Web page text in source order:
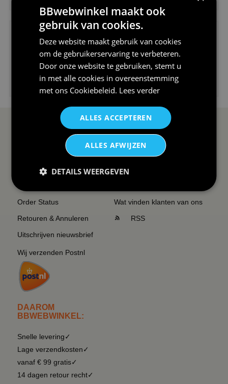
€24,95
I love korfbal t-shirt sport s...
SERVICE EN INFO
Veel gestelde vragen
Order Status
Retouren & Annuleren
Uitschrijven nieuwsbrief
Wij verzenden Postnl
DAAROM
BBWEBWINKEL:
Snelle levering✓
Lage verzendkosten✓
vanaf € 99 gratis✓
14 dagen retour recht✓
OVERZICHT
Overzicht thema's
Wat vinden klanten van ons
RSS
BBwebwinkel maakt ook
gebruik van cookies.
Deze website maakt gebruik van cookies
om de gebruikerservaring te verbeteren.
Door onze website te gebruiken, stemt u
in met alle cookies in overeenstemming
met ons Cookiebeleid. Lees verder
ALLES ACCEPTEREN
ALLES AFWIJZEN
DETAILS WEERGEVEN